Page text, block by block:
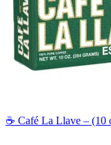
☕️ Café La Llave – (10